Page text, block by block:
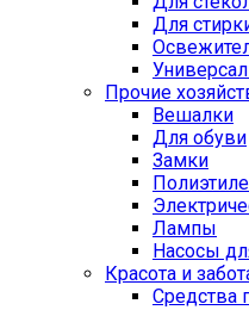
Для
Прочие
Вешалки
Для обуви
Замки
Лампы
Насосы
Красота и
Средства